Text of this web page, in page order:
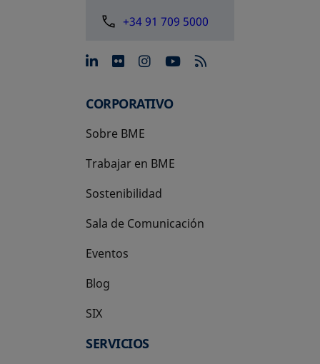
+34 91 709 5000
se abre en una pestaña
se abre en una pestaña
se abre en una
se abre en una
CORPORATIVO
Sobre BME
Trabajar en BME
Sostenibilidad
Sala de Comunicación
Eventos
Blog
SIX
se abre en una pestaña nueva
SERVICIOS